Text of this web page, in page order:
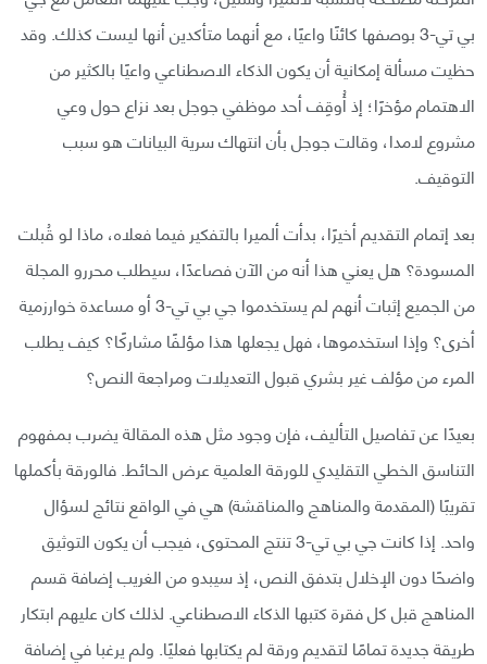
بي تي-3 بوصفها كائنًا واعيًا، مع أنهما متأكدين أنها ليست كذلك. وقد
حظيت مسألة إمكانية أن يكون الذكاء الاصطناعي واعيًا بالكثير من
الاهتمام مؤخرًا؛ إذ أُوقِف أحد موظفي جوجل بعد نزاع حول وعي
مشروع لامدا، وقالت جوجل بأن انتهاك سرية البيانات هو سبب
التوقيف.
بعد إتمام التقديم أخيرًا، بدأت ألميرا بالتفكير فيما فعلاه، ماذا لو قُبلت
المسودة؟ هل يعني هذا أنه من الآن فصاعدًا، سيطلب محررو المجلة
من الجميع إثبات أنهم لم يستخدموا جي بي تي-3 أو مساعدة خوارزمية
أخرى؟ وإذا استخدموها، فهل يجعلها هذا مؤلفًا مشاركًا؟ كيف يطلب
المرء من مؤلف غير بشري قبول التعديلات ومراجعة النص؟
بعيدًا عن تفاصيل التأليف، فإن وجود مثل هذه المقالة يضرب بمفهوم
التناسق الخطي التقليدي للورقة العلمية عرض الحائط. فالورقة بأكملها
تقريبًا (المقدمة والمناهج والمناقشة) هي في الواقع نتائج لسؤال
واحد. إذا كانت جي بي تي-3 تنتج المحتوى، فيجب أن يكون التوثيق
واضحًا دون الإخلال بتدفق النص، إذ سيبدو من الغريب إضافة قسم
المناهج قبل كل فقرة كتبها الذكاء الاصطناعي. لذلك كان عليهم ابتكار
طريقة جديدة تمامًا لتقديم ورقة لم يكتابها فعليًا. ولم يرغبا في إضافة